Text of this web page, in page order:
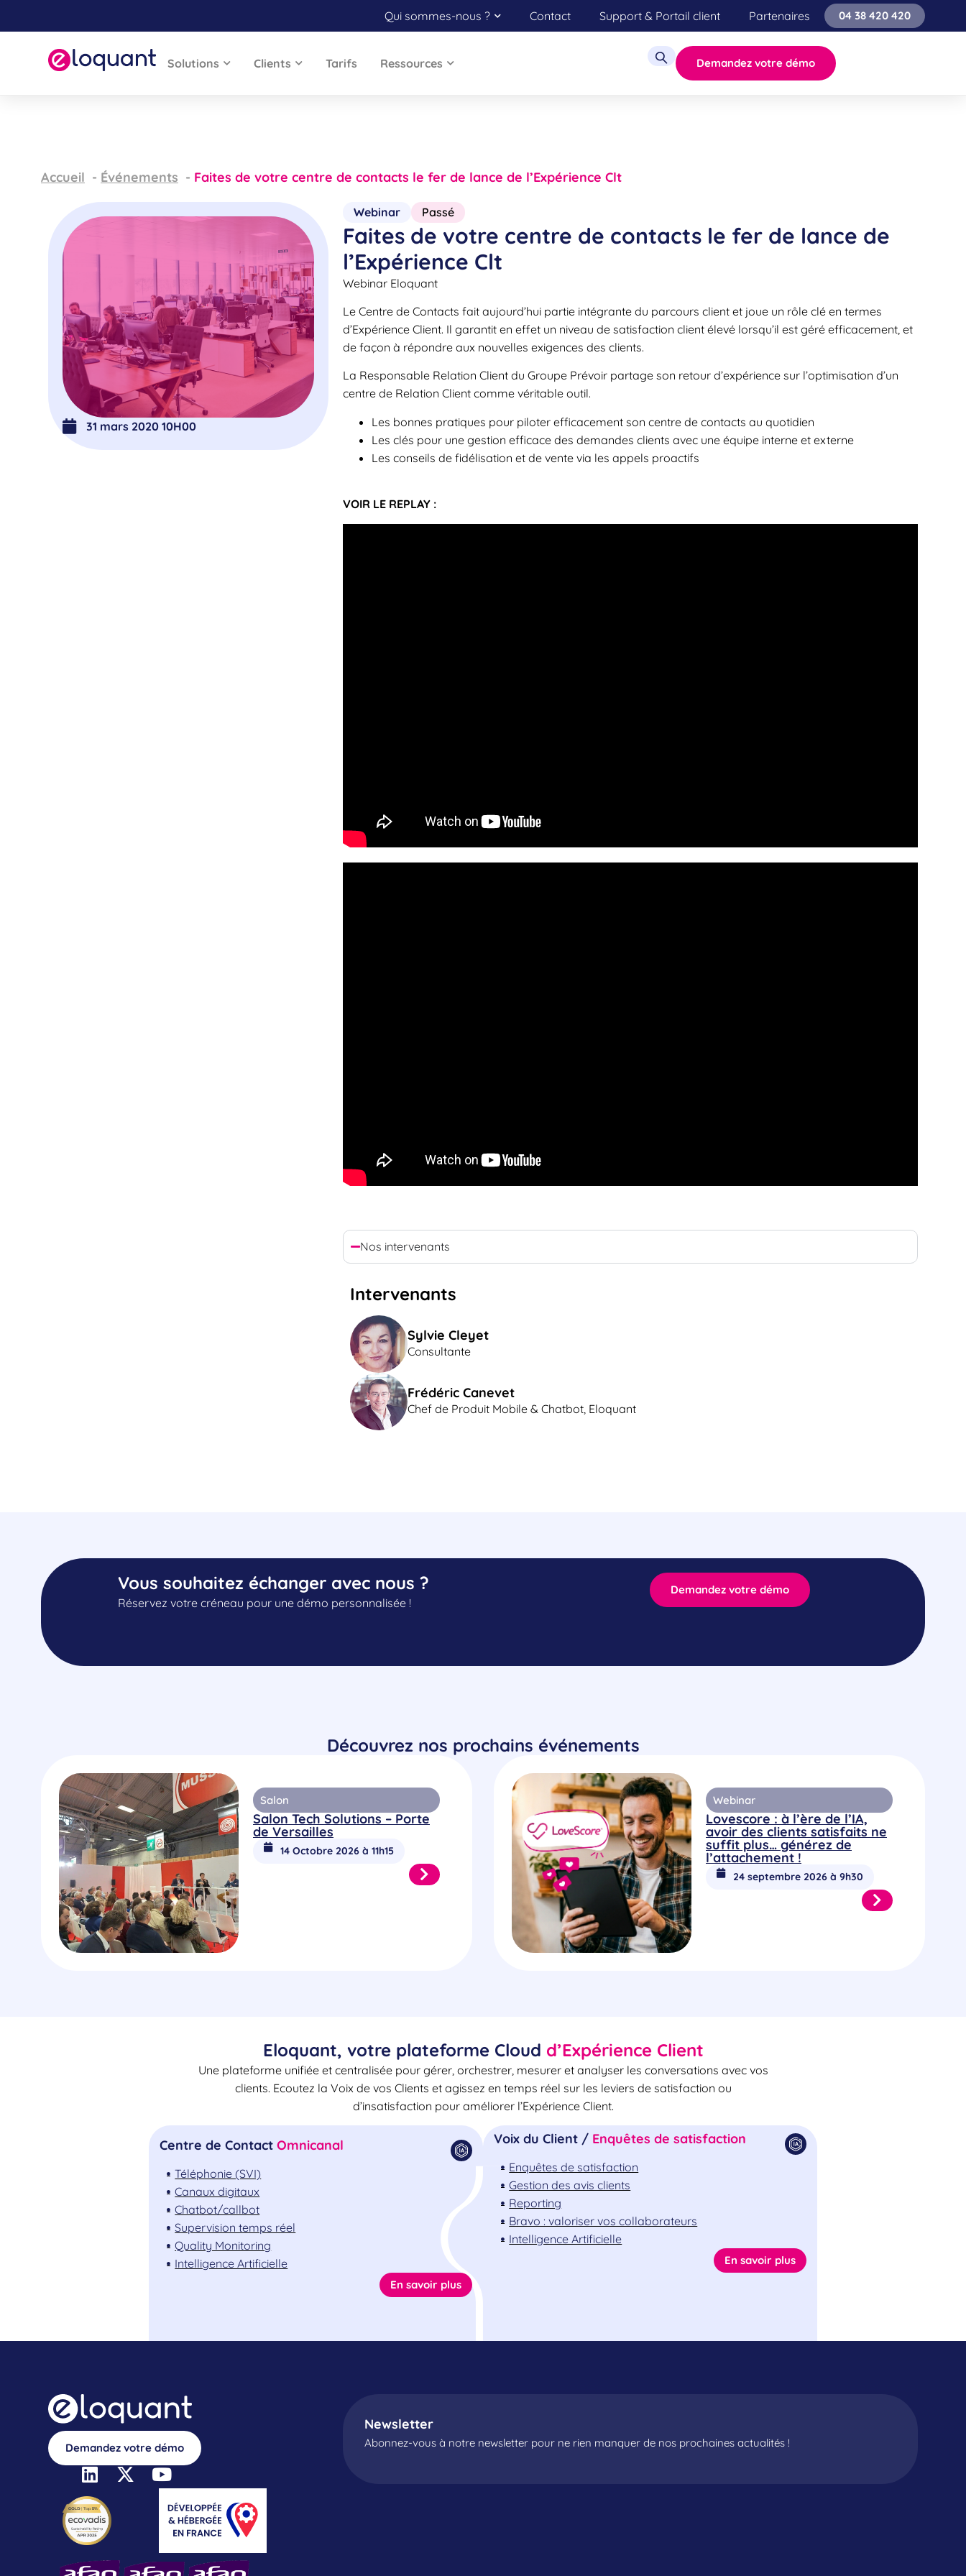
Qui sommes-nous ? Contact Support & Portail client Partenaires 04 38 420 420
Solutions Clients Tarifs Ressources Demandez votre démo
Accueil Événements Faites de votre centre de contacts le fer de lance de l’Expérience Clt
31 mars 2020 10H00
Webinar Passé
Faites de votre centre de contacts le fer de lance de
l’Expérience Clt
Webinar Eloquant
Le Centre de Contacts fait aujourd’hui partie intégrante du parcours client et joue un rôle clé en termes
d’Expérience Client. Il garantit en effet un niveau de satisfaction client élevé lorsqu’il est géré efficacement, et
de façon à répondre aux nouvelles exigences des clients.
La Responsable Relation Client du Groupe Prévoir partage son retour d’expérience sur l’optimisation d’un
centre de Relation Client comme véritable outil.
Les bonnes pratiques pour piloter efficacement son centre de contacts au quotidien
Les clés pour une gestion efficace des demandes clients avec une équipe interne et externe
Les conseils de fidélisation et de vente via les appels proactifs
VOIR LE REPLAY :
Nos intervenants
Intervenants
Sylvie Cleyet
Consultante
Frédéric Canevet
Chef de Produit Mobile & Chatbot, Eloquant
Demandez votre démo
Vous souhaitez échanger avec nous ?
Réservez votre créneau pour une démo personnalisée !
Découvrez nos prochains événements
Salon
Salon Tech Solutions – Porte
de Versailles
14 Octobre 2026 à 11h15
Webinar
Lovescore : à l’ère de l’IA,
avoir des clients satisfaits ne
suffit plus… générez de
l’attachement !
24 septembre 2026 à 9h30
Eloquant, votre plateforme Cloud d’Expérience Client
Une plateforme unifiée et centralisée pour gérer, orchestrer, mesurer et analyser les conversations avec vos
clients. Ecoutez la Voix de vos Clients et agissez en temps réel sur les leviers de satisfaction ou
d’insatisfaction pour améliorer l’Expérience Client.
Centre de Contact Omnicanal
Téléphonie (SVI)
Canaux digitaux
Chatbot/callbot
Supervision temps réel
Quality Monitoring
Intelligence Artificielle
En savoir plus
Voix du Client / Enquêtes de satisfaction
Enquêtes de satisfaction
Gestion des avis clients
Reporting
Bravo : valoriser vos collaborateurs
Intelligence Artificielle
En savoir plus
Demandez votre démo
Newsletter
Abonnez-vous à notre newsletter pour ne rien manquer de nos prochaines actualités !